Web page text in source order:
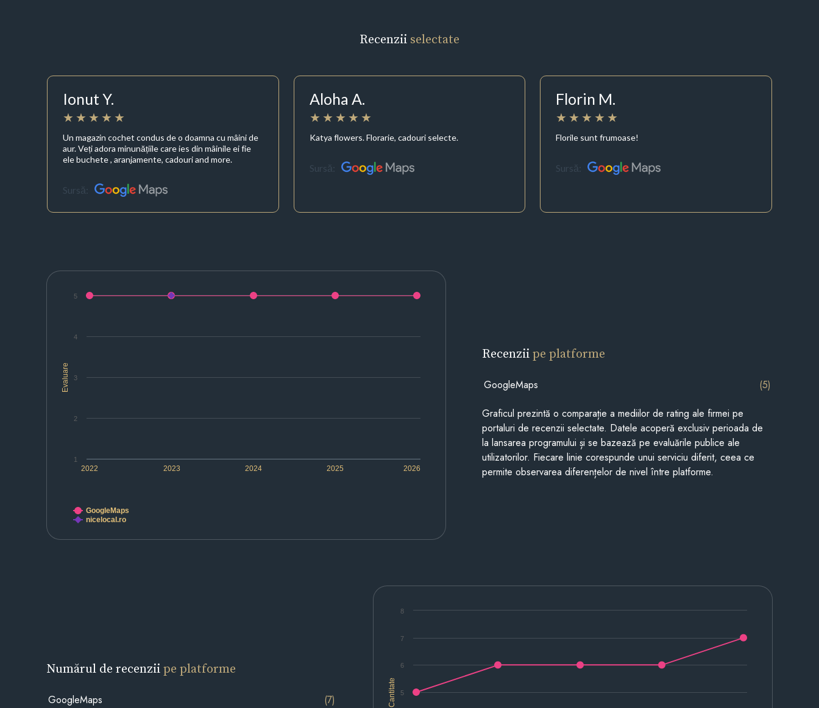
Recenzii selectate
Ionut Y.
Un magazin cochet condus de o doamna cu mâini de
aur. Veți adora minunățiile care ies din mâinile ei fie
ele buchete , aranjamente, cadouri and more.
Sursă:
Aloha A.
Katya flowers. Florarie, cadouri selecte.
Sursă:
Florin M.
Florile sunt frumoase!
Sursă:
Evaluare
2022 2023 2024 2025 2026
1
2
3
4
5
GoogleMaps
nicelocal.ro
Recenziipe platforme
GoogleMaps (5)
Graficul prezintă o comparație a mediilor de rating ale firmei pe
portaluri de recenzii selectate. Datele acoperă exclusiv perioada de
la lansarea programului și se bazează pe evaluările publice ale
utilizatorilor. Fiecare linie corespunde unui serviciu diferit, ceea ce
permite observarea diferențelor de nivel între platforme.
Cantitate 5
6
7
8
Numărul de recenziipe platforme
GoogleMaps (7)